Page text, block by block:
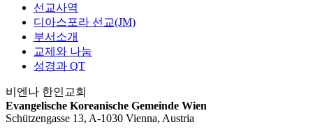
선교사역
디아스포라 선교(JM)
부서소개
교제와 나눔
성경과 QT
비엔나 한인교회
Evangelische Koreanische Gemeinde Wien
Schützengasse 13, A-1030 Vienna, Austria